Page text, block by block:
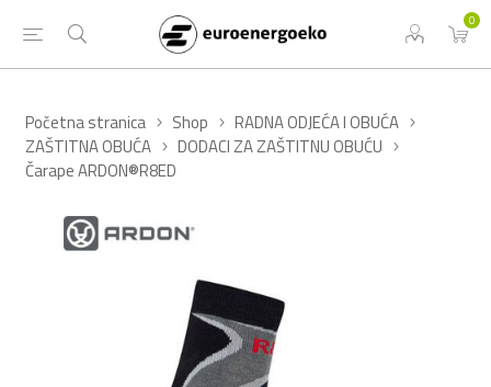
0
Početna stranica Shop
RADNA ODJEĆA I OBUĆA
ZAŠTITNA OBUĆA
DODACI ZA ZAŠTITNU OBUĆU
Čarape ARDON®R8ED